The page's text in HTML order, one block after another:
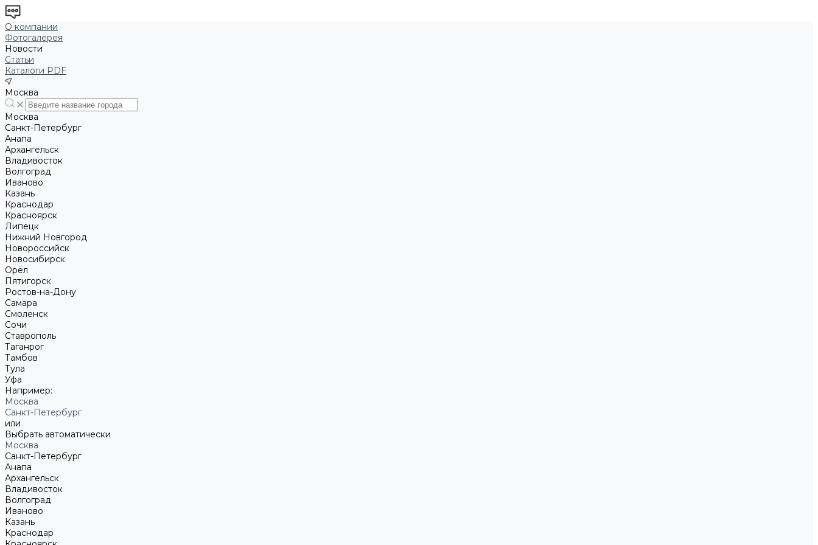
О компании
Фотогалерея
Новости
Статьи
Каталоги PDF
Москва
Москва
Санкт-Петербург
Анапа
Архангельск
Владивосток
Волгоград
Иваново
Казань
Краснодар
Красноярск
Липецк
Нижний Новгород
Новороссийск
Новосибирск
Орёл
Пятигорск
Ростов-на-Дону
Самара
Смоленск
Сочи
Ставрополь
Таганрог
Тамбов
Тула
Уфа
Например:
Москва
Санкт-Петербург
или
Выбрать автоматически
Москва
Санкт-Петербург
Анапа
Архангельск
Владивосток
Волгоград
Иваново
Казань
Краснодар